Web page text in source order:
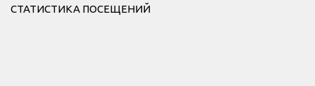
СТАТИСТИКА ПОСЕЩЕНИЙ